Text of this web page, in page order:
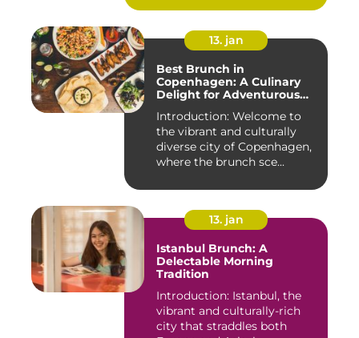
13. jan
Best Brunch in
Copenhagen: A Culinary
Delight for Adventurous
Introduction: Welcome to
the vibrant and culturally
diverse city of Copenhagen,
where the brunch sce...
13. jan
Istanbul Brunch: A
Delectable Morning
Tradition
Introduction: Istanbul, the
vibrant and culturally-rich
city that straddles both